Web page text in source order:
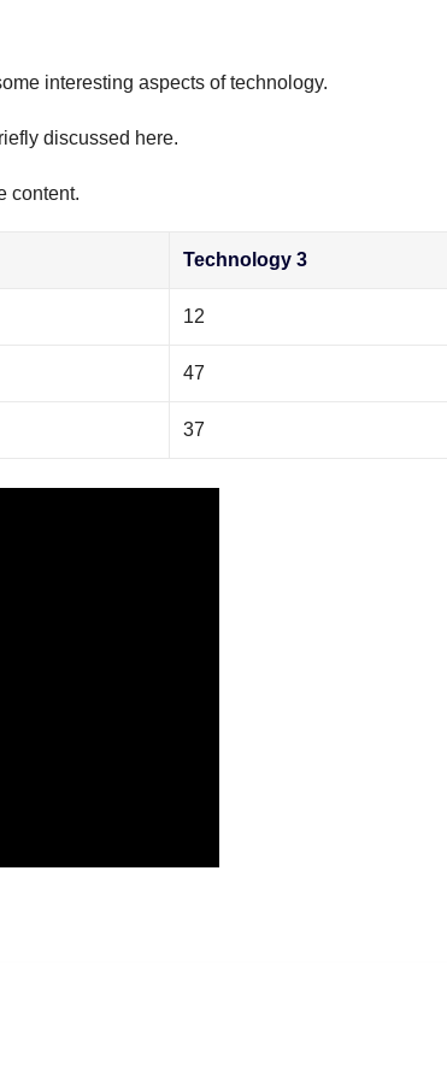
interesting aspects of technology.
discussed here.
content.
Technology 3
12
47
37